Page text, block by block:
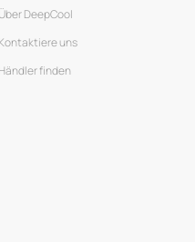
Über DeepCool
Kontaktiere uns
Händler finden